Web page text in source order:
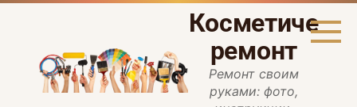
Перейти
ремонт
Ремонт своим
руками: фото,